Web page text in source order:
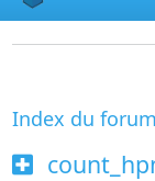
Index du forum